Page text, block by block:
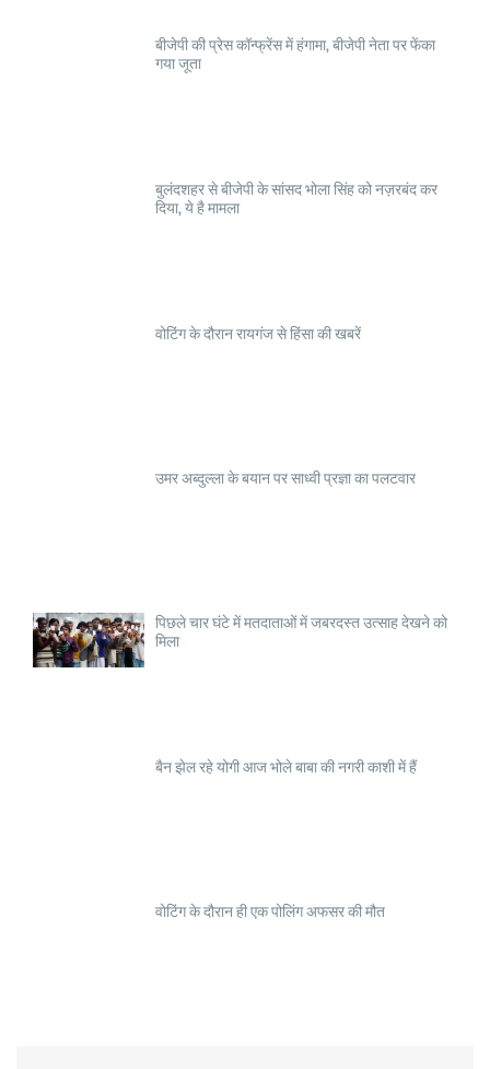
बीजेपी की प्रेस कॉन्फ्रेंस में हंगामा, बीजेपी नेता पर फेंका
गया जूता
बुलंदशहर से बीजेपी के सांसद भोला सिंह को नज़रबंद कर
दिया, ये है मामला
वोटिंग के दौरान रायगंज से हिंसा की खबरें
उमर अब्दुल्ला के बयान पर साध्वी प्रज्ञा का पलटवार
पिछले चार घंटे में मतदाताओं में जबरदस्त उत्साह देखने को
मिला
बैन झेल रहे योगी आज भोले बाबा की नगरी काशी में हैं
वोटिंग के दौरान ही एक पोलिंग अफसर की मौत